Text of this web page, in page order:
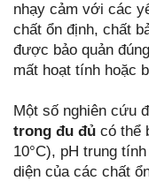
nhạy cảm với các
chất ổn định, chất
được bảo quản
mất hoạt tính hoặc
Một số nghiên cứu
trong đu đủ có thể
10°C), pH trung
diện của các chất